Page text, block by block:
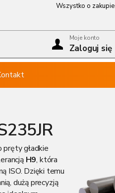
Wszystko o zakupie
Moje konto
Zaloguj się
pręty gładkie
H9, która
ISO. Dzięki temu
dużą precyzją